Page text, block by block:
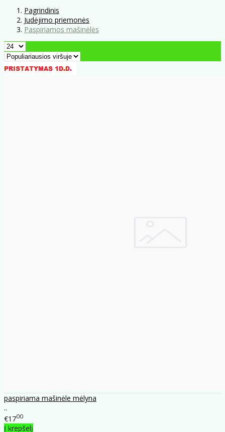
Pagrindinis
Judėjimo priemonės
Paspiriamos mašinėlės
paspiriama mašinėle mėlyna
..
€1700
Į krepšelį